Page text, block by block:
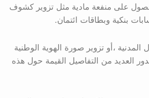
على منفعة مادية مثل تزوير كشوف
بنكية وبطاقات ائتمان.
المدنية ،أو تزوير صورة الهوية الوطنية
العديد من التفاصيل القيمة حول هذه